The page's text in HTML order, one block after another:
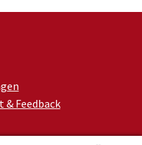
& Feedback